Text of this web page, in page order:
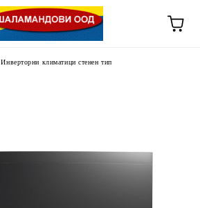
Инверторни климатици стенен тип